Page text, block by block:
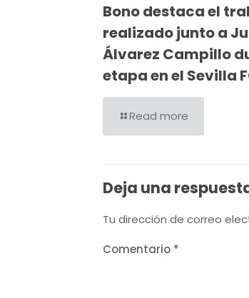
Bono destaca el
realizado junto a
Álvarez Campillo
etapa en el Sevilla
Read more
Deja una
Tu dirección de correo
Comentario *